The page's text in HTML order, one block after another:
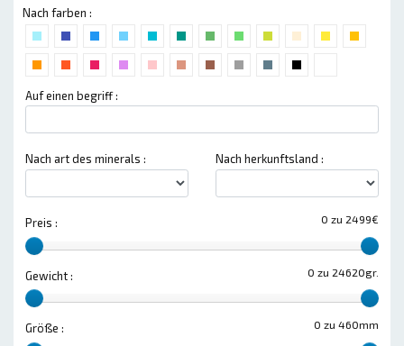
Nach farben :
Auf einen begriff :
Nach art des minerals : Nach herkunftsland :
0 zu 2499€
Preis :
0 zu 24620gr.
Gewicht :
0 zu 460mm
Größe :